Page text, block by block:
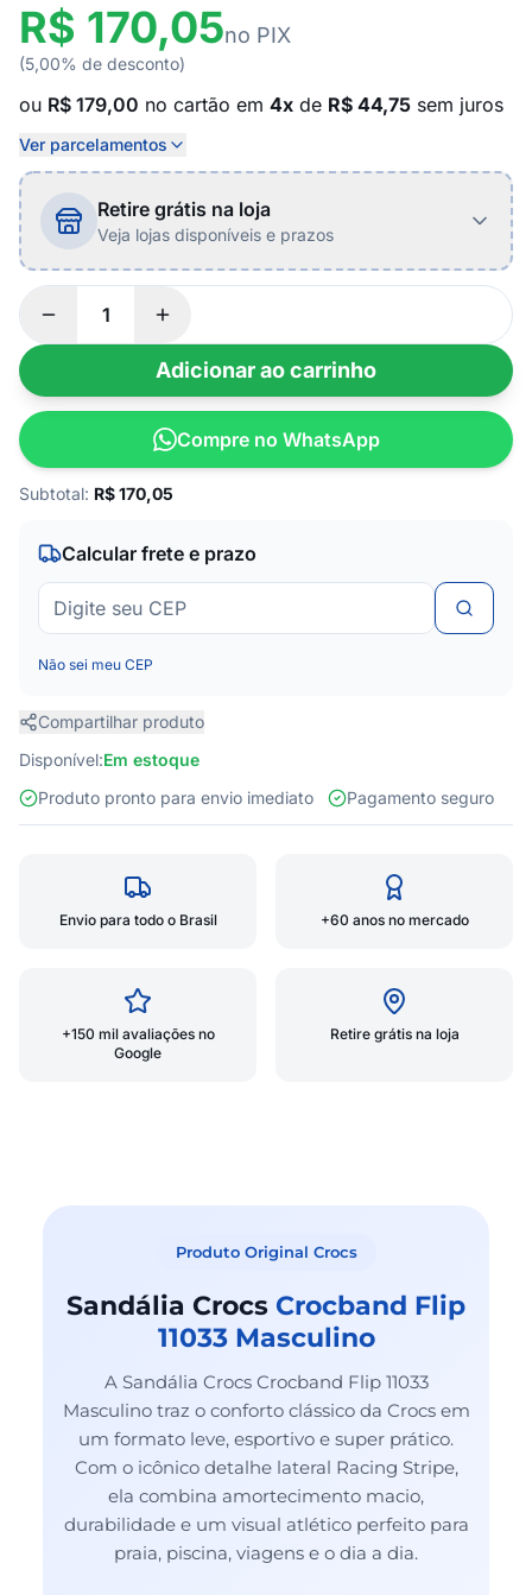
R$ 170,05no PIX
(5,00% de desconto)
ou R$ 179,00 no cartão em 4x de R$ 44,75 sem juros
Ver parcelamentos
Retire grátis na loja
Veja lojas disponíveis e prazos
Adicionar ao carrinho
Compre no WhatsApp
Subtotal: R$170,05
Calcular frete e prazo
Não sei meu CEP
Compartilhar produto
Disponível:Em estoque
Produto pronto para envio imediato
Pagamento seguro
Envio para todo o Brasil +60 anos no mercado
+150 mil avaliações no
Google
Retire grátis na loja
Produto Original Crocs
Sandália Crocs Crocband Flip
11033 Masculino
A Sandália Crocs Crocband Flip 11033
Masculino traz o conforto clássico da Crocs em
um formato leve, esportivo e super prático.
Com o icônico detalhe lateral Racing Stripe,
ela combina amortecimento macio,
durabilidade e um visual atlético perfeito para
praia, piscina, viagens e o dia a dia.